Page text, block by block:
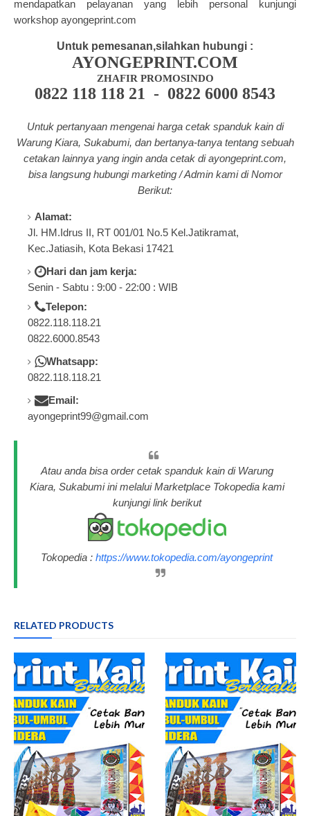
mendapatkan pelayanan yang lebih personal kunjungi
workshop ayongeprint.com
Untuk pemesanan,silahkan hubungi :
AYONGEPRINT.COM
ZHAFIR PROMOSINDO
0822 118 118 21 - 0822 6000 8543
Untuk pertanyaan mengenai harga cetak spanduk kain di
Warung Kiara, Sukabumi, dan bertanya-tanya tentang sebuah
cetakan lainnya yang ingin anda cetak di ayongeprint.com,
bisa langsung hubungi marketing / Admin kami di Nomor
Berikut:
Alamat:
Jl. HM.Idrus II, RT 001/01 No.5 Kel.Jatikramat,
Kec.Jatiasih, Kota Bekasi 17421
Hari dan jam kerja:
Senin - Sabtu : 9:00 - 22:00 : WIB
Telepon:
0822.118.118.21
0822.6000.8543
Whatsapp:
0822.118.118.21
Email:
ayongeprint99@gmail.com
Atau anda bisa order cetak spanduk kain di Warung
Kiara, Sukabumi ini melalui Marketplace Tokopedia kami
kunjungi link berikut
Tokopedia : https://www.tokopedia.com/ayongeprint
RELATED PRODUCTS